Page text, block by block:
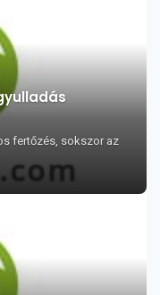
fertőzés, sokszor az